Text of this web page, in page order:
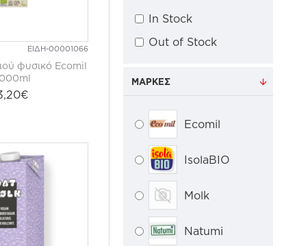
ΕΙΔΗ-00001066
φυσικό Ecomil
ΜΆΡΚΕΣ
Ecomil
IsolaBIO
Molk
Natumi
In Stock
Out of Stock